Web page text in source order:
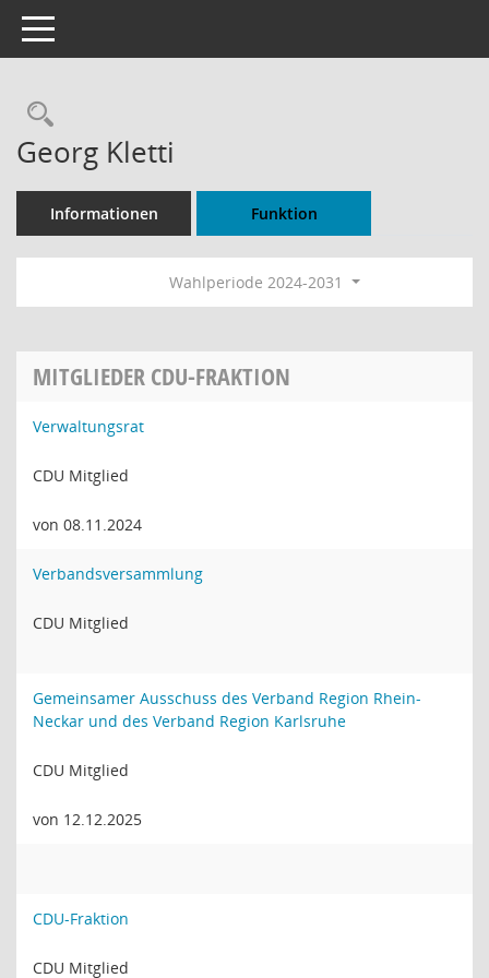
Toggle navigation
Rechercheauswahl
Georg Kletti
Informationen Funktion
Wahlperiode 2024-2031
MITGLIEDER CDU-FRAKTION
Verwaltungsrat
CDU Mitglied
von 08.11.2024
Verbandsversammlung
CDU Mitglied
Gemeinsamer Ausschuss des Verband Region Rhein-
Neckar und des Verband Region Karlsruhe
CDU Mitglied
von 12.12.2025
CDU-Fraktion
CDU Mitglied